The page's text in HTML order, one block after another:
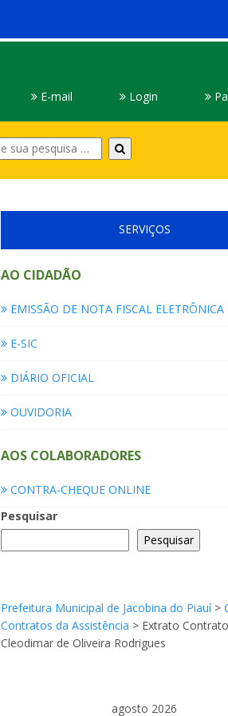
E-mail Login
Digite
sua
pesquisa
SERVIÇOS
AO CIDADÃO
EMISSÃO DE NOTA FISCAL ELETRÔNICA
E-SIC
DIÁRIO OFICIAL
OUVIDORIA
AOS COLABORADORES
CONTRA-CHEQUE ONLINE
Pesquisar
Pesquisar
Prefeitura Municipal de Jacobina do Piauí>
Contratos da Assistência > Extrato
Cleodimar de Oliveira Rodrigues
agosto 2026